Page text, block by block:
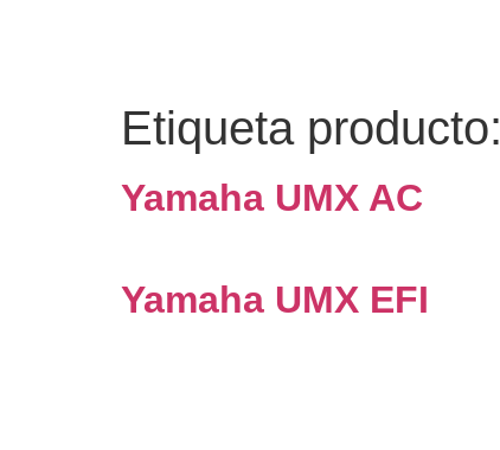
Etiqueta producto:
Yamaha UMX AC
Yamaha UMX EFI